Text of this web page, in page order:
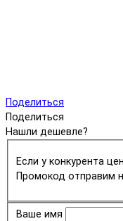
Поделиться
Поделиться
Нашли дешевле?
Если у конкурента
Промокод отправим
Ваше имя